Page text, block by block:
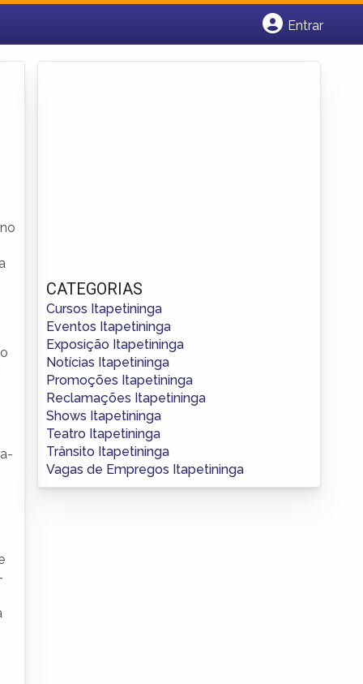
Entrar
CATEGORIAS
Cursos Itapetininga
Eventos Itapetininga
Exposição Itapetininga
Notícias Itapetininga
Promoções Itapetininga
Reclamações Itapetininga
Shows Itapetininga
Teatro Itapetininga
Trânsito Itapetininga
Vagas de Empregos Itapetininga